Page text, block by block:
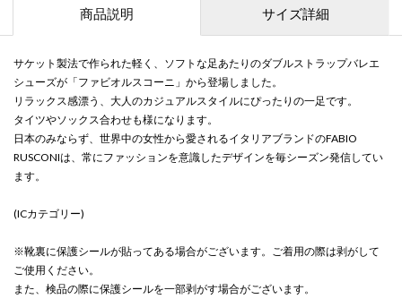
商品説明 サイズ詳細
サケット製法で作られた軽く、ソフトな足あたりのダブルストラップバレエ
シューズが「ファビオルスコーニ」から登場しました。
リラックス感漂う、大人のカジュアルスタイルにぴったりの一足です。
タイツやソックス合わせも様になります。
日本のみならず、世界中の女性から愛されるイタリアブランドのFABIO
RUSCONIは、常にファッションを意識したデザインを毎シーズン発信してい
ます。
(ICカテゴリー)
※靴裏に保護シールが貼ってある場合がございます。ご着用の際は剥がして
ご使用ください。
また、検品の際に保護シールを一部剥がす場合がございます。